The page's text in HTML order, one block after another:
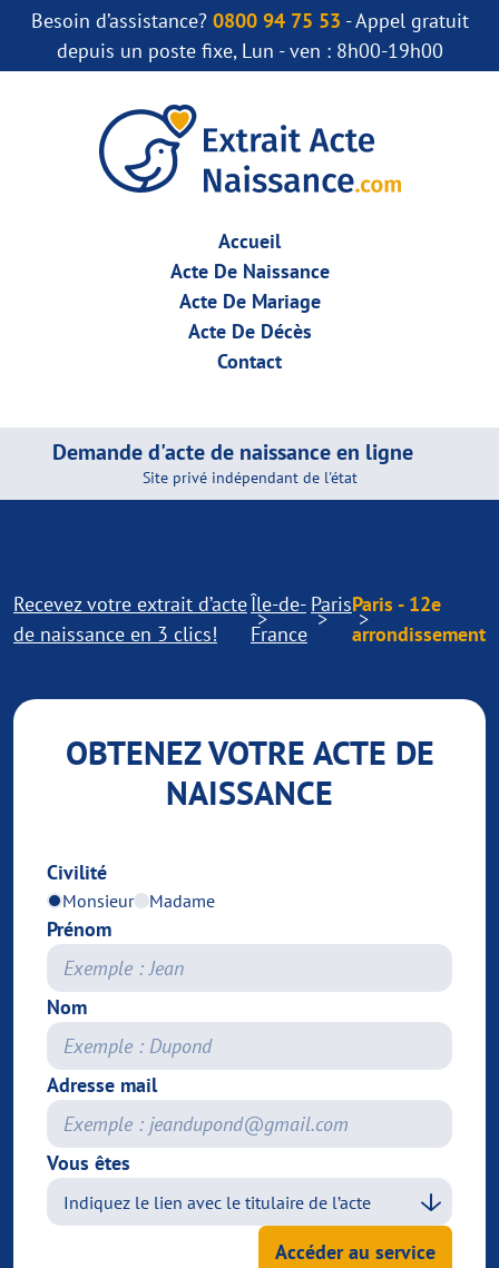
Besoin d’assistance? 0800 94 75 53 - Appel gratuit
depuis un poste fixe, Lun - ven : 8h00-19h00
Accueil
Acte De Naissance
Acte De Mariage
Acte De Décès
Contact
Demande d'acte de naissance en ligne
Site privé indépendant de l'état
Recevez votre extrait d’acte
de naissance en 3 clics!
Île-de-
France
ParisParis - 12e
arrondissement
OBTENEZ VOTRE ACTE DE
NAISSANCE
Civilité
Monsieur Madame
Prénom
Nom
Adresse mail
Vous êtes
Accéder au service